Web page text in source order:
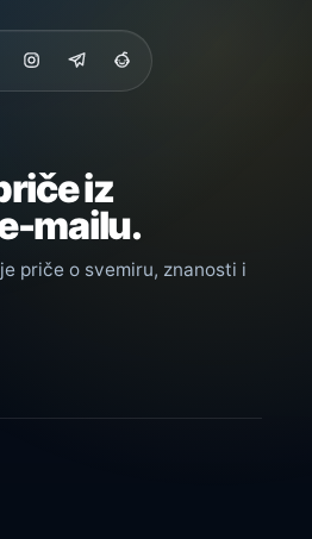
iz
mailu.
priče o svemiru, znanosti i